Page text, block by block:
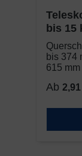
bis 15
bis 374
615
Ab